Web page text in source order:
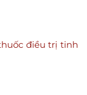
điều trị tinh